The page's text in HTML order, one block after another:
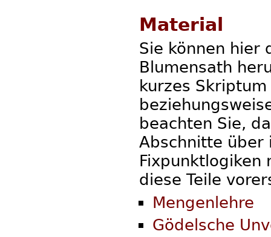
Material
Sie können hier
Blumensath
kurzes
beachten Sie,
Abschnitte über
Fixpunktlogiken
diese Teile
Mengenlehre
Gödelsche